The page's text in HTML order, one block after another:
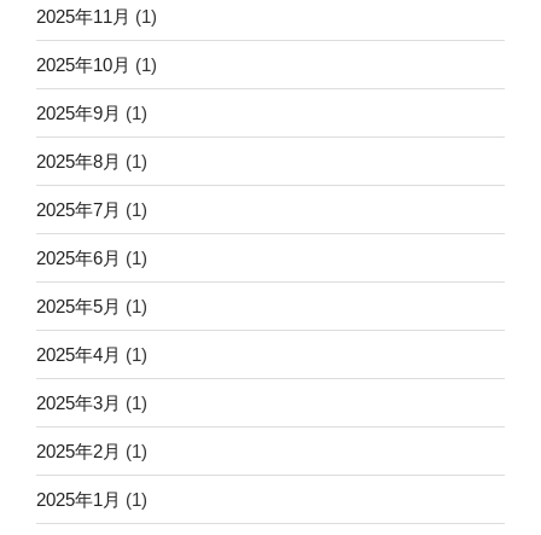
2025年11月 (1)
2025年10月 (1)
2025年9月 (1)
2025年8月 (1)
2025年7月 (1)
2025年6月 (1)
2025年5月 (1)
2025年4月 (1)
2025年3月 (1)
2025年2月 (1)
2025年1月 (1)